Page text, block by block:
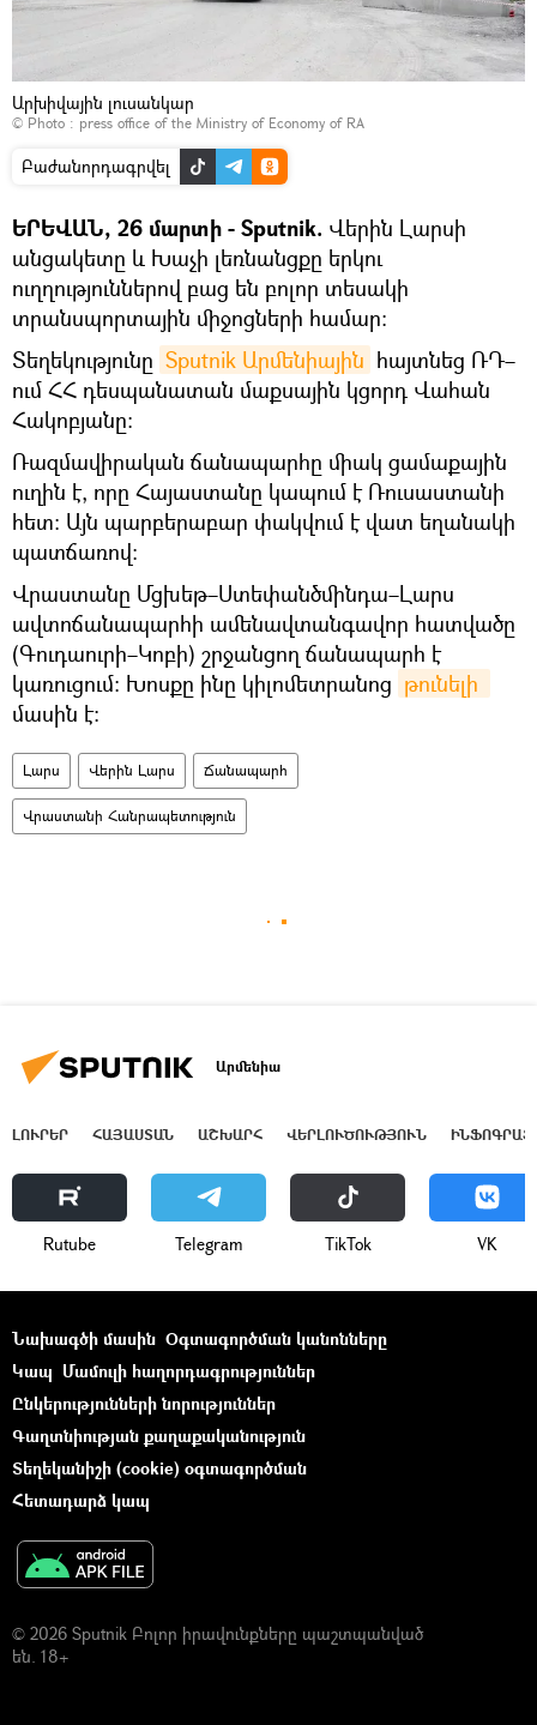
Արխիվային լուսանկար
© Photo : press office of the Ministry of Economy of RA
Բաժանորդագրվել
ԵՐԵՎԱՆ, 26 մարտի - Sputnik. Վերին Լարսի
անցակետը և Խաչի լեռնանցքը երկու
ուղղություններով բաց են բոլոր տեսակի
տրանսպորտային միջոցների համար:
Տեղեկությունը Sputnik Արմենիային հայտնեց ՌԴ–
ում ՀՀ դեսպանատան մաքսային կցորդ Վահան
Հակոբյանը։
Ռազմավիրական ճանապարհը միակ ցամաքային
ուղին է, որը Հայաստանը կապում է Ռուսաստանի
հետ։ Այն պարբերաբար փակվում է վատ եղանակի
պատճառով։
Վրաստանը Մցխեթ–Ստեփանծմինդա–Լարս
ավտոճանապարհի ամենավտանգավոր հատվածը
(Գուդաուրի–Կոբի) շրջանցող ճանապարհ է
կառուցում։ Խոսքը ինը կիլոմետրանոց
մասին է։
Լարս Վերին Լարս Ճանապարհ
Վրաստանի Հանրապետություն
Արմենիա
ԼՈՒՐԵՐ ՀԱՅԱՍՏԱՆ ԱՇԽԱՐՀ ՎԵՐԼՈՒԾՈՒԹՅՈՒՆ
Rutube Telegram ТikТоk VK
Նախագծի մասին Օգտագործման կանոնները
Կապ Մամուլի հաղորդագրություններ
Ընկերությունների նորություններ
Գաղտնիության քաղաքականություն
Տեղեկանիշի (cookie) օգտագործման
Հետադարձ կապ
© 2026 Sputnik Բոլոր իրավունքները պաշտպանված
են. 18+